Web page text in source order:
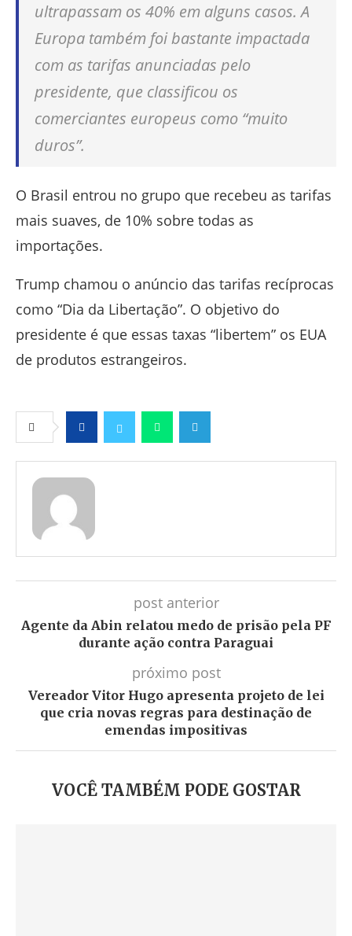
ultrapassam os 40% em alguns casos. A
Europa também foi bastante impactada
com as tarifas anunciadas pelo
presidente, que classificou os
comerciantes europeus como “muito
duros”.
O Brasil entrou no grupo que recebeu as tarifas
mais suaves, de 10% sobre todas as
importações.
Trump chamou o anúncio das tarifas recíprocas
como “Dia da Libertação”. O objetivo do
presidente é que essas taxas “libertem” os EUA
de produtos estrangeiros.
FacebookTwitter WhatsappTelegram
post anterior
Agente da Abin relatou medo de prisão pela PF
durante ação contra Paraguai
próximo post
Vereador Vitor Hugo apresenta projeto de lei
que cria novas regras para destinação de
emendas impositivas
VOCÊ TAMBÉM PODE GOSTAR